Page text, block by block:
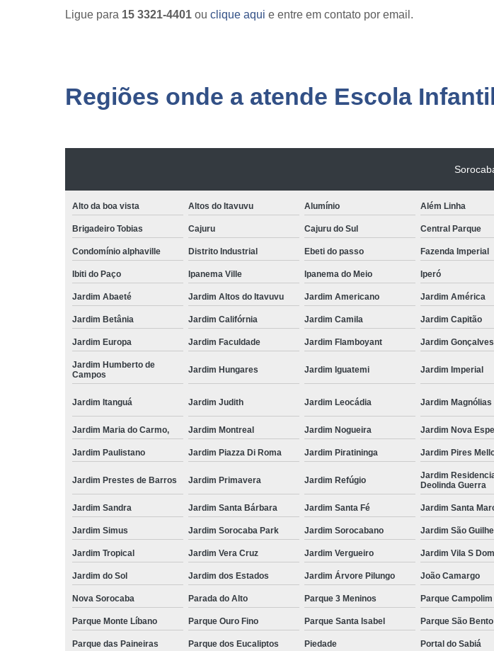
Ligue para 15 3321-4401 ou clique aqui e entre em contato por email.
Regiões onde a atende Escola
Alto da boa vista Altos do Itavuvu Alumínio Além Linha
Brigadeiro Tobias Cajuru Cajuru do Sul Central Parque
Condomínio alphaville Distrito Industrial Ebeti do passo Fazenda Imperial
Ibiti do Paço Ipanema Ville Ipanema do Meio Iperó
Jardim Abaeté Jardim Altos do Itavuvu Jardim Americano Jardim América
Jardim Betânia Jardim Califórnia Jardim Camila Jardim Capitão
Jardim Europa Jardim Faculdade Jardim Flamboyant Jardim Gonçalves
Jardim Humberto de
Campos
Jardim Hungares Jardim Iguatemi Jardim Imperial
Jardim Itanguá Jardim Judith Jardim Leocádia Jardim Magnólias
Jardim Maria do Carmo, Jardim Montreal Jardim Nogueira Jardim Nova
Jardim Paulistano Jardim Piazza Di Roma Jardim Piratininga Jardim Pires
Jardim Prestes de Barros Jardim Primavera Jardim Refúgio
Jardim
Deolinda Guerra
Jardim Sandra Jardim Santa Bárbara Jardim Santa Fé Jardim Santa
Jardim Simus Jardim Sorocaba Park Jardim Sorocabano Jardim São
Jardim Tropical Jardim Vera Cruz Jardim Vergueiro Jardim Vila S
Jardim do Sol Jardim dos Estados Jardim Árvore Pilungo João Camargo
Nova Sorocaba Parada do Alto Parque 3 Meninos Parque Campolim
Parque Monte Líbano Parque Ouro Fino Parque Santa Isabel Parque São Bento
Parque das Paineiras Parque dos Eucaliptos Piedade Portal do Sabiá